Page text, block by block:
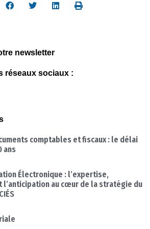
newsletter
réseaux sociaux :
comptables et fiscaux : le délai
ans
Électronique : l’expertise,
l’anticipation au cœur de la stratégie du